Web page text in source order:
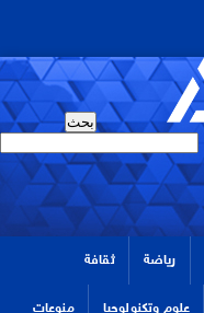
رياضة ثقافة
علوم وتكنولوجيا منوعات